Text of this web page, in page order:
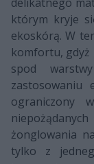
którym kryje
ekoskórą. W
komfortu, gdyż
spod
zastosowaniu
ograniczony
żonglowania
tylko z